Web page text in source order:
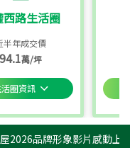
西路生活圈
半年成交價
94.1萬/坪
活圈資訊
品牌形象影片感動上